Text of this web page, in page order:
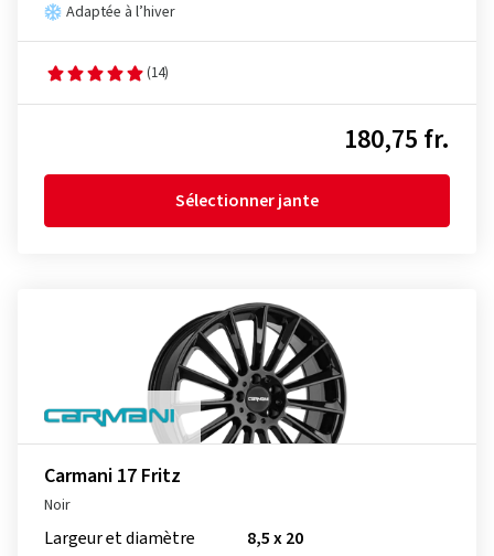
Adaptée à l’hiver
(14)
180,75 fr.
Sélectionner jante
Carmani 17 Fritz
Noir
Largeur et diamètre
8,5 x 20